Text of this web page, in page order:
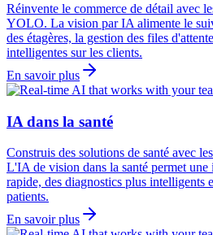
Réinvente le commerce de détail avec
YOLO. La vision par IA alimente le
des étagères, la gestion des files
intelligentes sur les clients.
En savoir plus
IA dans la santé
Construis des solutions de santé avec
L'IA de vision dans la santé permet une
rapide, des diagnostics plus intelligents
patients.
En savoir plus